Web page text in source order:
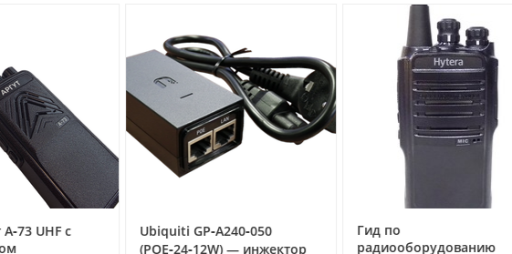
UHF с
Ubiquiti GP‑A240‑050
(POE‑24‑12W) — инжектор
Гид по
радиооборудованию